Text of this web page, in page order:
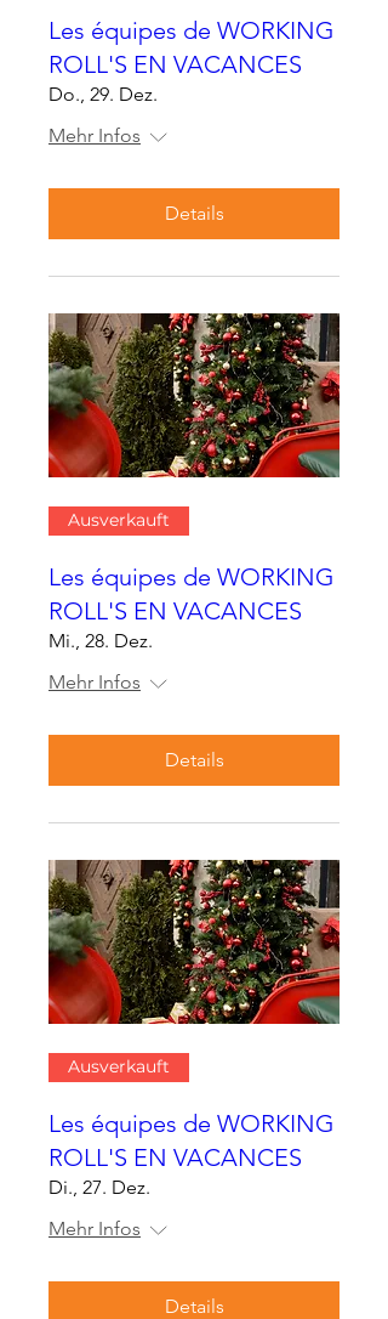
Les équipes de WORKING
ROLL'S EN VACANCES
Do., 29. Dez.
Mehr Infos
Details
Ausverkauft
Les équipes de WORKING
ROLL'S EN VACANCES
Mi., 28. Dez.
Mehr Infos
Details
Ausverkauft
Les équipes de WORKING
ROLL'S EN VACANCES
Di., 27. Dez.
Mehr Infos
Details